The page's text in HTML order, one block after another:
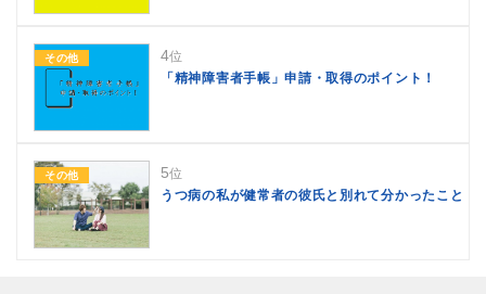
その他 4位
「精神障害者手帳」申請・取得のポイント！
その他 5位
うつ病の私が健常者の彼氏と別れて分かったこと